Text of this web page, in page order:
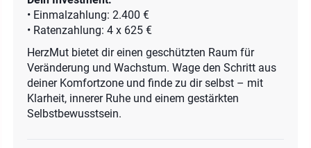
• Einmalzahlung: 2.400 €
• Ratenzahlung: 4 x 625 €
HerzMut bietet dir einen geschützten Raum für
Veränderung und Wachstum. Wage den Schritt aus
deiner Komfortzone und finde zu dir selbst – mit
Klarheit, innerer Ruhe und einem gestärkten
Selbstbewusstsein.